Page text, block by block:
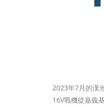
2023年7月的漢
16V戰機從嘉義